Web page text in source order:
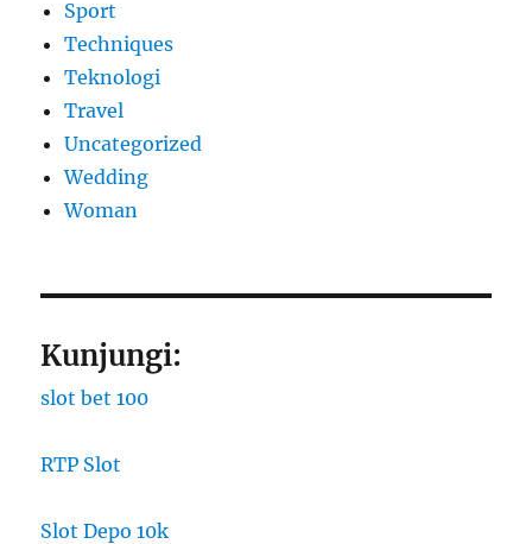
Sport
Techniques
Teknologi
Travel
Uncategorized
Wedding
Woman
Kunjungi:
slot bet 100
RTP Slot
Slot Depo 10k